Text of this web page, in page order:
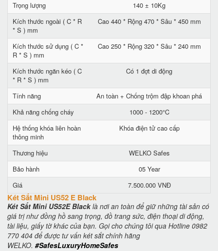
Trọng lượng
140 ± 10Kg
Kích thước ngoài ( C * R
* S ) mm
Cao 440 * Rộng 470 * Sâu * 450 mm
Kích thước sử dụng ( C *
R * S ) mm
Cao 250 * Rộng 320 * Sâu * 240 mm
Kích thước ngăn kéo ( C
* R * S ) mm
Có 1 đợt di động
Tính năng
An toàn + Chống trộm đập khoan phá
Khả năng chống cháy
1000 - 1200°C
Hệ thống khóa liên hoàn
thông minh
Khóa điện tử cao cấp
Thương hiệu
WELKO Safes
Bảo hành
05 Year
Giá
7.500.000 VNĐ
Két Sắt Mini US52 E Black
Két Sắt Mini US52E Blacklà nơi an toàn để giữ những tài sản có
giá trị như đồng hồ sang trọng, đồ trang sức, điện thoại di động,
tài liệu, giấy tờ khác của bạn. Gọi cho chúng tôi qua Hotline 0982
770 404 để được tư vấn két sắt chính hãng
WELKO. #SafesLuxuryHomeSafes